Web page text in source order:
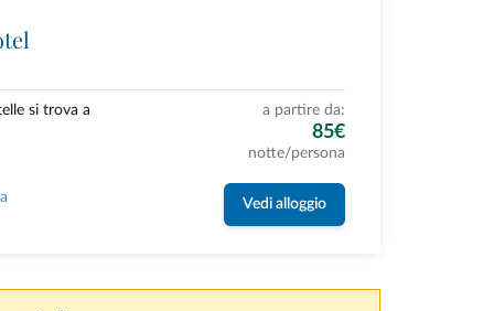
si trova a
a partire da:
85€
notte/persona
Vedi alloggio